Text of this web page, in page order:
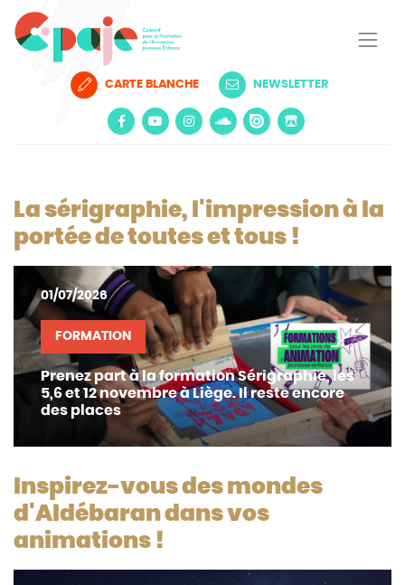
CARTE BLANCHE NEWSLETTER
La sérigraphie, l'impression à la
portée de toutes et tous !
01/07/2026
FORMATION
Prenez part à la formation Sérigraphie, les
5,6 et 12 novembre à Liège. Il reste encore
des places
Inspirez-vous des mondes
d'Aldébaran dans vos
animations !